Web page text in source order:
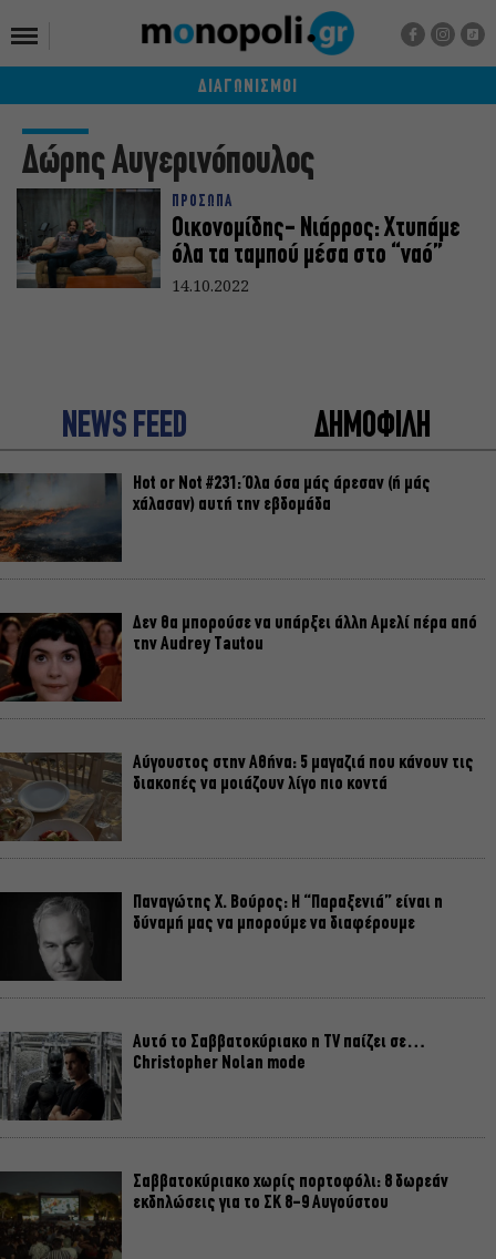
ΔΙΑΓΩΝΙΣΜΟΙ
Δώρης Αυγερινόπουλος
ΠΡΟΣΩΠΑ
Οικονομίδης- Νιάρρος: Χτυπάμε
όλα τα ταμπού μέσα στο “ναό”
14.10.2022
NEWS FEED ΔΗΜΟΦΙΛΗ
Hot or Not #231: Όλα όσα μάς άρεσαν (ή μάς
χάλασαν) αυτή την εβδομάδα
Δεν θα μπορούσε να υπάρξει άλλη Αμελί πέρα από
την Audrey Tautou
Αύγουστος στην Αθήνα: 5 μαγαζιά που κάνουν τις
διακοπές να μοιάζουν λίγο πιο κοντά
Παναγώτης Χ. Βούρος: Η “Παραξενιά” είναι η
δύναμή μας να μπορούμε να διαφέρουμε
Αυτό το Σαββατοκύριακο η TV παίζει σε…
Christopher Nolan mode
Σαββατοκύριακο χωρίς πορτοφόλι: 8 δωρεάν
εκδηλώσεις για το ΣΚ 8-9 Αυγούστου